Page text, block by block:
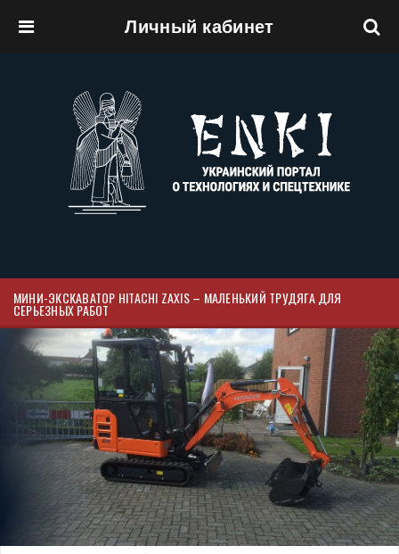
Личный кабинет
МИНИ-ЭКСКАВАТОР HITACHI ZAXIS – МАЛЕНЬКИЙ ТРУДЯГА ДЛЯ
СЕРЬЕЗНЫХ РАБОТ